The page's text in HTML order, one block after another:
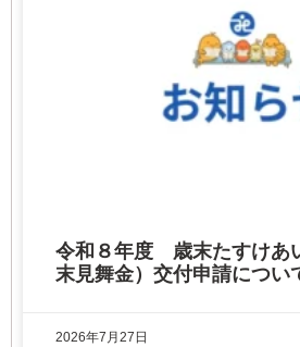
令和８年度 歳末たすけあ
末見舞金）交付申請につい
2026年7月27日